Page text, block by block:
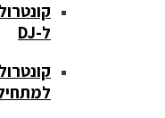
ל-DJ